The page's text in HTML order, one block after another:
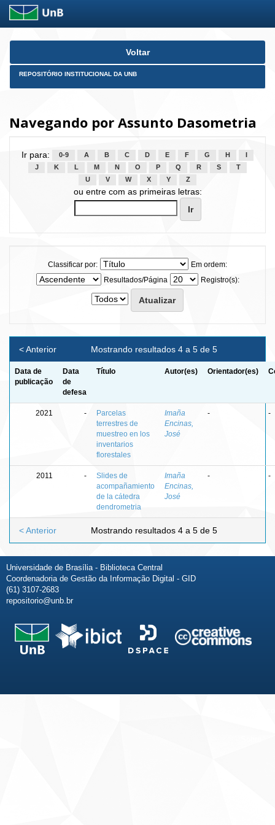
Skip
Voltar
REPOSITÓRIO INSTITUCIONAL DA UNB
Navegando por Assunto Dasometria
Ir para: 0-9 A B C D E F G H
J
K L M N O P Q R S
T
U
V W X Y Z
ou entre com as primeiras letras:
Classificar por:
Em ordem:
Resultados/Página
Registro(s):
Mostrando resultados 4 a 5 de 5
< Anterior
Data de
publicação
Data
de
defesa
Título Autor(es) Orientador(es)
2021 -
Parcelas
terrestres de
muestreo en los
inventarios
florestales
Imaña
Encinas,
José
- -
2011 -
Slides de
acompañamiento
de la cátedra
dendrometria
Imaña
Encinas,
José
- -
Mostrando resultados 4 a 5 de 5
< Anterior
Universidade de Brasília - Biblioteca Central
Coordenadoria de Gestão da Informação Digital - GID
(61) 3107-2683
repositorio@unb.br